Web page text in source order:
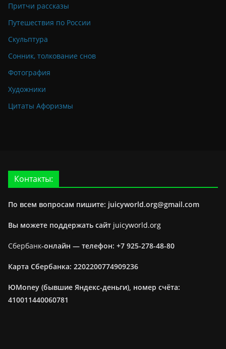
Притчи рассказы
Путешествия по России
Скульптура
Сонник, толкование снов
Фотография
Художники
Цитаты Афоризмы
Контакты:
По всем вопросам пишите: juicyworld.org@gmail.com
Вы можете поддержать сайт juicyworld.org
Сбербанк-онлайн — телефон: +7 925-278-48-80
Карта Сбербанка: 2202200774909236
ЮMoney (бывшие Яндекс-деньги), номер счёта:
410011440060781